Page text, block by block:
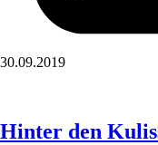
30.09.2019
Hinter den